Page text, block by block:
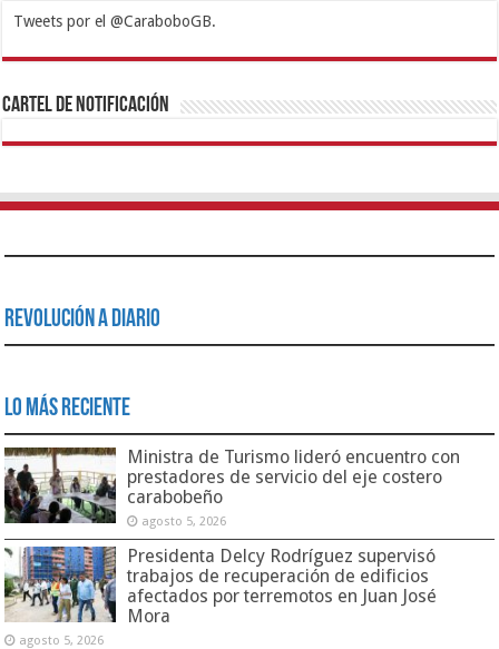
Tweets por el @CaraboboGB.
1xbetBetturkeyBetistKralbetSupertotobetTipobetMatadorbetMariobet
https://mvbcasino.com/
Cartel de Notificación
Revolución a Diario
Lo Más Reciente
Ministra de Turismo lideró encuentro con
prestadores de servicio del eje costero
carabobeño
agosto 5, 2026
Presidenta Delcy Rodríguez supervisó
trabajos de recuperación de edificios
afectados por terremotos en Juan José
Mora
agosto 5, 2026